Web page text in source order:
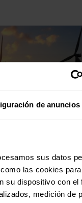
de anuncios
sus datos
las cookies para
su dispositivo con el
medición de
España
y las